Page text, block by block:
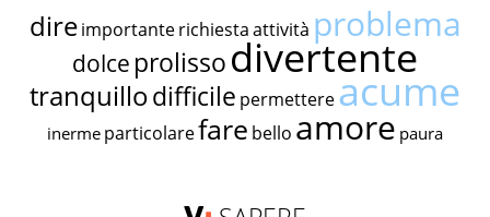
dire importante richiestaattività problema
dolce prolissodivertente
tranquillodifficile permettereacume
inerme particolarefare bello amore paura